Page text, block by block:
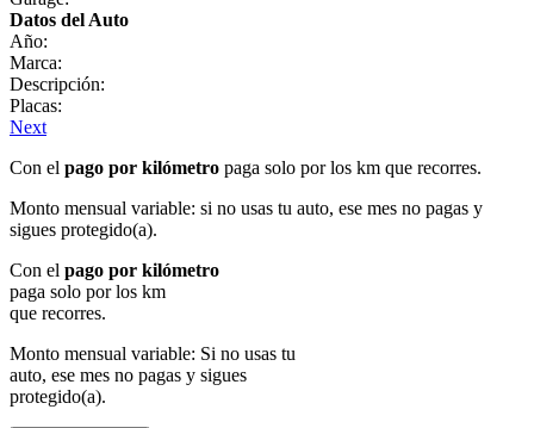
Datos del Auto
Año:
Marca:
Descripción:
Placas:
Next
Con el pago por kilómetro paga solo por los km que recorres.
Monto mensual variable: si no usas tu auto, ese mes no pagas y
sigues protegido(a).
Con el pago por kilómetro
paga solo por los km
que recorres.
Monto mensual variable: Si no usas tu
auto, ese mes no pagas y sigues
protegido(a).